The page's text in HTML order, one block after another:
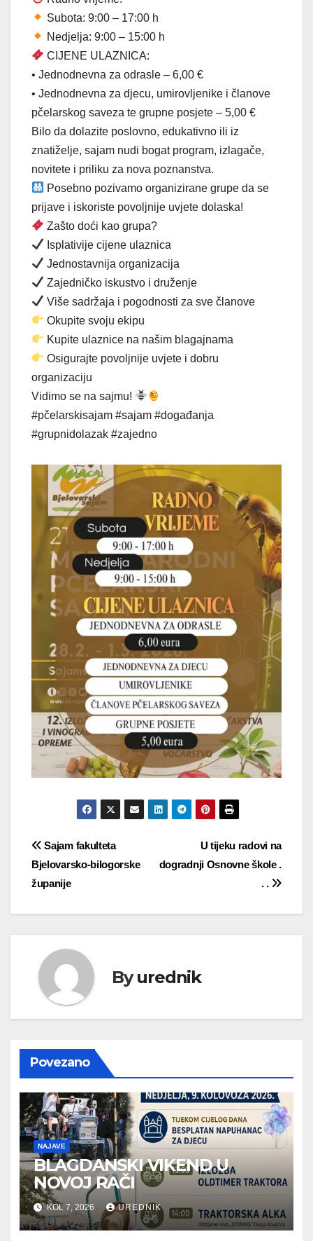
Subota: 9:00 – 17:00 h
Nedjelja: 9:00 – 15:00 h
CIJENE ULAZNICA:
• Jednodnevna za odrasle – 6,00 €
• Jednodnevna za djecu, umirovljenike i članove
pčelarskog saveza te grupne posjete – 5,00 €
Bilo da dolazite poslovno, edukativno ili iz
znatiželje, sajam nudi bogat program, izlagače,
novitete i priliku za nova poznanstva.
Posebno pozivamo organizirane grupe da se
prijave i iskoriste povoljnije uvjete dolaska!
Zašto doći kao grupa?
Isplativije cijene ulaznica
Jednostavnija organizacija
Zajedničko iskustvo i druženje
Više sadržaja i pogodnosti za sve članove
Okupite svoju ekipu
Kupite ulaznice na našim blagajnama
Osigurajte povoljnije uvjete i dobru
organizaciju
Vidimo se na sajmu!
#pčelarskisajam #sajam #događanja
#grupnidolazak #zajedno
Navigacija
objava
U tijeku radovi na
dogradnji Osnovne škole .
. .
Sajam fakulteta
Bjelovarsko-bilogorske
županije
Byurednik
Povezano
NAJAVE
BLAGDANSKI VIKEND U
NOVOJ RAČI
KOL 7, 2026 UREDNIK